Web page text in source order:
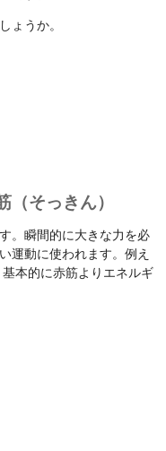
ょうか。
そっきん）
。瞬間的に大きな力を必
運動に使われます。例え
本的に赤筋よりエネルギ